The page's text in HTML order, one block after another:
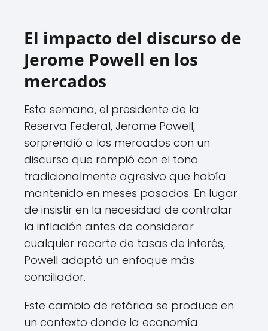
El impacto del discurso de
Jerome Powell en los
mercados
Esta semana, el presidente de la
Reserva Federal, Jerome Powell,
sorprendió a los mercados con un
discurso que rompió con el tono
tradicionalmente agresivo que había
mantenido en meses pasados. En lugar
de insistir en la necesidad de controlar
la inflación antes de considerar
cualquier recorte de tasas de interés,
Powell adoptó un enfoque más
conciliador.
Este cambio de retórica se produce en
un contexto donde la economía